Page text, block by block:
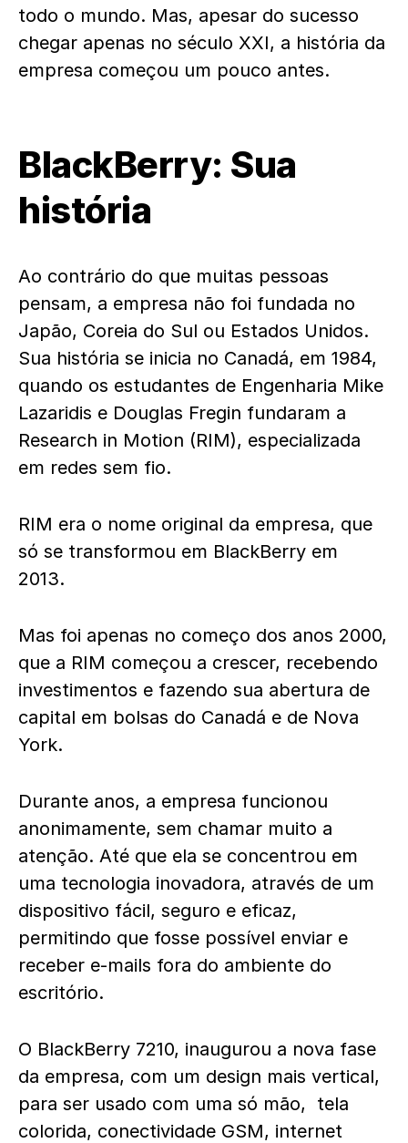
todo o mundo. Mas, apesar do sucesso
chegar apenas no século XXI, a história da
empresa começou um pouco antes.
BlackBerry: Sua
história
Ao contrário do que muitas pessoas
pensam, a empresa não foi fundada no
Japão, Coreia do Sul ou Estados Unidos.
Sua história se inicia no Canadá, em 1984,
quando os estudantes de Engenharia Mike
Lazaridis e Douglas Fregin fundaram a
Research in Motion (RIM), especializada
em redes sem fio.
RIM era o nome original da empresa, que
só se transformou em BlackBerry em
2013.
Mas foi apenas no começo dos anos 2000,
que a RIM começou a crescer, recebendo
investimentos e fazendo sua abertura de
capital em bolsas do Canadá e de Nova
York.
Durante anos, a empresa funcionou
anonimamente, sem chamar muito a
atenção. Até que ela se concentrou em
uma tecnologia inovadora, através de um
dispositivo fácil, seguro e eficaz,
permitindo que fosse possível enviar e
receber e-mails fora do ambiente do
escritório.
O BlackBerry 7210, inaugurou a nova fase
da empresa, com um design mais vertical,
para ser usado com uma só mão, tela
colorida, conectividade GSM, internet